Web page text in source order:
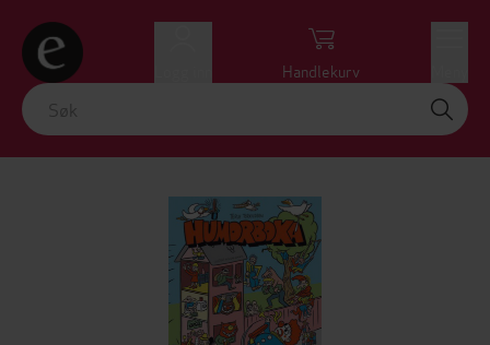
Handlekurv